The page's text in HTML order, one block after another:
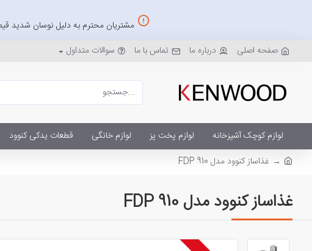
مشتریان محترم به دلیل نوسان شدید
صفحه اصلی
درباره ما تماس با ما سوالات متداول
لوازم کوچک آشپزخانه لوازم پخت پز لوازم خانگی قطعات یدکی کنوود
غذاساز کنوود مدل FDP 910
غذاساز کنوود مدل FDP 910